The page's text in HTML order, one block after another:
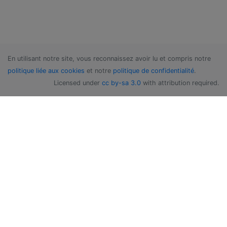
En utilisant notre site, vous reconnaissez avoir lu et compris notre
politique liée aux cookies et notre politique de confidentialité.
Licensed under cc by-sa 3.0 with attribution required.